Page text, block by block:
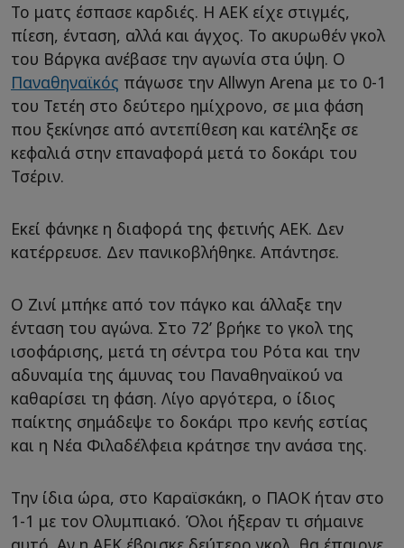
Το ματς έσπασε καρδιές. Η ΑΕΚ είχε στιγμές,
πίεση, ένταση, αλλά και άγχος. Το ακυρωθέν γκολ
του Βάργκα ανέβασε την αγωνία στα ύψη. Ο
Παναθηναϊκός πάγωσε την Allwyn Arena με το 0-1
του Τετέη στο δεύτερο ημίχρονο, σε μια φάση
που ξεκίνησε από αντεπίθεση και κατέληξε σε
κεφαλιά στην επαναφορά μετά το δοκάρι του
Τσέριν.
Εκεί φάνηκε η διαφορά της φετινής ΑΕΚ. Δεν
κατέρρευσε. Δεν πανικοβλήθηκε. Απάντησε.
Ο Ζινί μπήκε από τον πάγκο και άλλαξε την
ένταση του αγώνα. Στο 72’ βρήκε το γκολ της
ισοφάρισης, μετά τη σέντρα του Ρότα και την
αδυναμία της άμυνας του Παναθηναϊκού να
καθαρίσει τη φάση. Λίγο αργότερα, ο ίδιος
παίκτης σημάδεψε το δοκάρι προ κενής εστίας
και η Νέα Φιλαδέλφεια κράτησε την ανάσα της.
Την ίδια ώρα, στο Καραϊσκάκη, ο ΠΑΟΚ ήταν στο
1-1 με τον Ολυμπιακό. Όλοι ήξεραν τι σήμαινε